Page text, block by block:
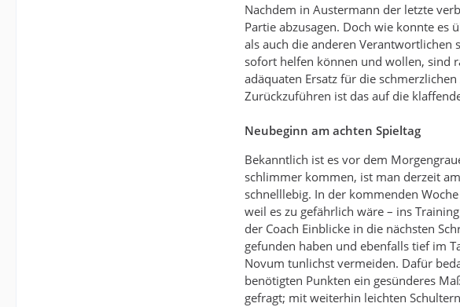
Nachdem in Austermann der letzte
Partie abzusagen. Doch wie konnte es
als auch die anderen Verantwortlichen
sofort helfen können und wollen, sind
adäquaten Ersatz für die
Zurückzuführen ist das auf die
Neubeginn am achten Spieltag
Bekanntlich ist es vor dem
schlimmer kommen, ist man derzeit
schnelllebig. In der kommenden
weil es zu gefährlich wäre – ins
der Coach Einblicke in die nächsten
gefunden haben und ebenfalls tief im
Novum tunlichst vermeiden. Dafür
benötigten Punkten ein gesünderes
gefragt; mit weiterhin leichten